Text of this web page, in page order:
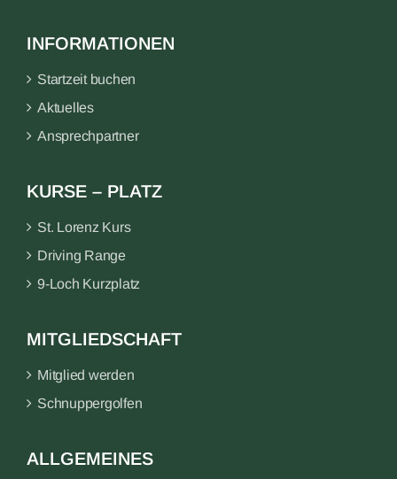
INFORMATIONEN
Startzeit buchen
Aktuelles
Ansprechpartner
KURSE – PLATZ
St. Lorenz Kurs
Driving Range
9-Loch Kurzplatz
MITGLIEDSCHAFT
Mitglied werden
Schnuppergolfen
ALLGEMEINES